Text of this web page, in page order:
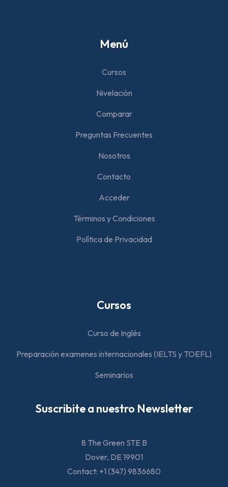
Menú
Cursos
Nivelación
Comparar
Preguntas Frecuentes
Nosotros
Contacto
Acceder
Términos y Condiciones
Política de Privacidad
Cursos
Curso de Inglés
Preparación examenes internacionales (IELTS y TOEFL)
Seminarios
Suscribite a nuestro Newsletter
8 The Green STE B
Dover, DE 19901
Contact: +1 (347) 9836680